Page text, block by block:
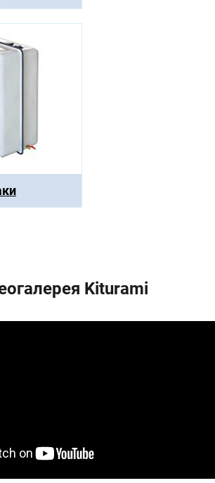
Kiturami